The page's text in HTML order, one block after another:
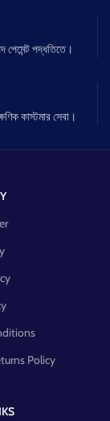
পেমেন্ট পদ্ধতিতে।
কাস্টমার সেবা।
Policy